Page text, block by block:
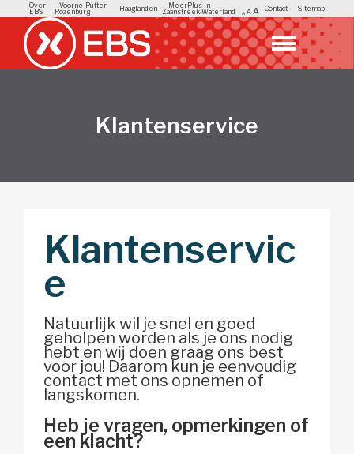
Over
EBS
Voorne-Putten
Rozenburg
Haaglanden
MeerPlus in
Zaanstreek-Waterland
A A A Contact Sitemap
Klantenservice
Klantenservic
e
Natuurlĳk wil je snel en goed
geholpen worden als je ons nodig
hebt en wĳ doen graag ons best
voor jou! Daarom kun je eenvoudig
contact met ons opnemen of
langskomen.
Heb je vragen, opmerkingen of
een klacht?